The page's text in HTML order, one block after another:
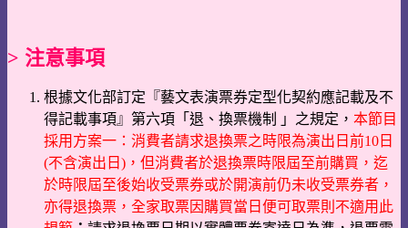
> 注意事項
根據文化部訂定『藝文表演票券定型化契約應記載及不
得記載事項』第六項「退、換票機制 」之規定， 本節目
採用方案一：消費者請求退換票之時限為演出日前10日
(不含演出日)，但消費者於退換票時限屆至前購買，迄
於時限屆至後始收受票券或於開演前仍未收受票券者，
亦得退換票，全家取票因購買當日便可取票則不適用此